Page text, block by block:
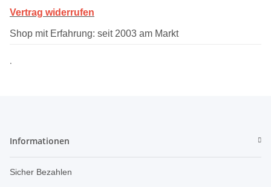
Vertrag widerrufen
Shop mit Erfahrung: seit 2003 am Markt
.
Informationen
Sicher Bezahlen